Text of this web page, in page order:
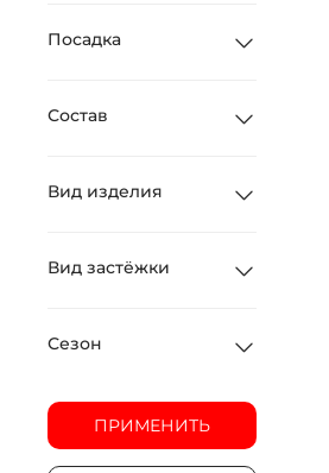
Посадка
Состав
Вид изделия
Вид застёжки
Сезон
ПРИМЕНИТЬ